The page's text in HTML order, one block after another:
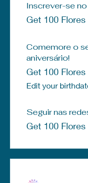
Inscrever-se
Get 100
Comemore o
aniversário!
Get 100
Edit your
Seguir nas
Get 100